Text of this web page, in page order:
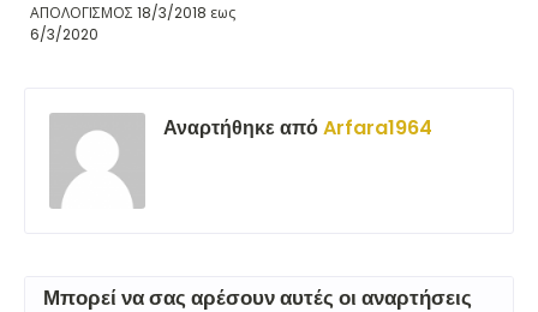
ΑΠΟΛΟΓΙΣΜΟΣ 18/3/2018 εως
6/3/2020
Αναρτήθηκε απόArfara1964
Μπορεί να σας αρέσουν αυτές οι αναρτήσεις